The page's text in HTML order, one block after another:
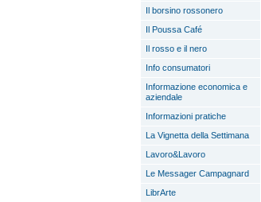
Il borsino rossonero
Il Poussa Café
Il rosso e il nero
Info consumatori
Informazione economica e
aziendale
Informazioni pratiche
La Vignetta della Settimana
Lavoro&Lavoro
Le Messager Campagnard
LibrArte